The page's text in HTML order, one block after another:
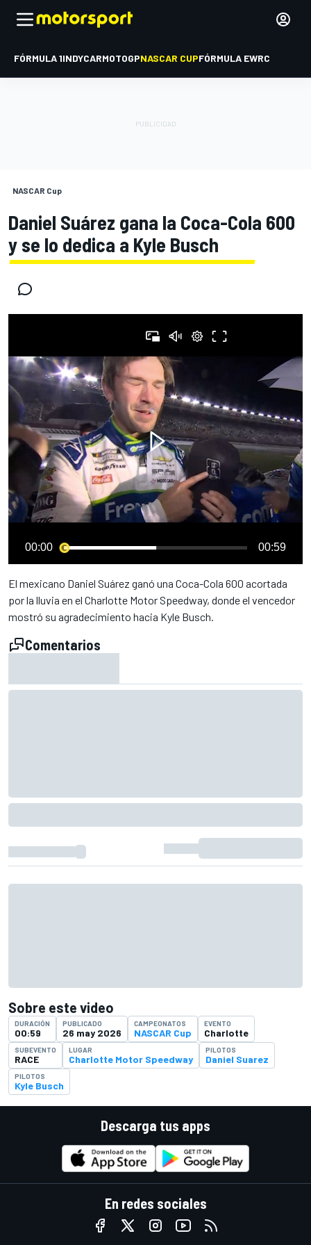
FÓRMULA 1INDYCARMOTOGPNASCAR CUPFÓRMULA EWRC
NASCAR Cup
Daniel Suárez gana la Coca-Cola 600
y se lo dedica a Kyle Busch
00:00 00:59
El mexicano Daniel Suárez ganó una Coca-Cola 600 acortada
por la lluvia en el Charlotte Motor Speedway, donde el vencedor
mostró su agradecimiento hacia Kyle Busch.
Comentarios
Sobre este video
DURACIÓN
00:59
PUBLICADO
26 may 2026
CAMPEONATOS
NASCAR Cup
EVENTO
Charlotte
SUBEVENTO
RACE
LUGAR
Charlotte Motor Speedway
PILOTOS
Daniel Suarez
PILOTOS
Kyle Busch
Descarga tus apps
En redes sociales